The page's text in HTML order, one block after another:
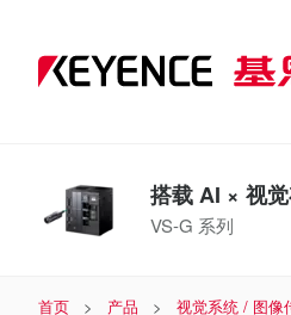
搭载 AI × 视
VS-G 系列
首页 产品 视觉系统 / 图像